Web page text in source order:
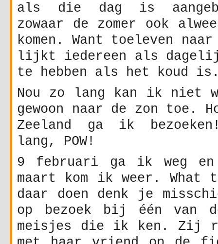
als die dag is
zowaar de zomer ook
komen. Want toeleven
lijkt iedereen als
te hebben als het koud
Nou zo lang kan ik niet
gewoon naar de zon toe.
Zeeland ga ik
lang, POW!
9 februari ga ik weg
maart kom ik weer.
daar doen denk je
op bezoek bij één van
meisjes die ik ken. Zij